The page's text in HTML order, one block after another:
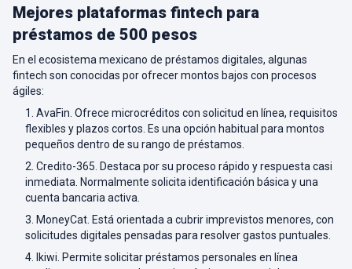
Mejores plataformas fintech para
préstamos de 500 pesos
En el ecosistema mexicano de préstamos digitales, algunas
fintech son conocidas por ofrecer montos bajos con procesos
ágiles:
AvaFin. Ofrece microcréditos con solicitud en línea, requisitos
flexibles y plazos cortos. Es una opción habitual para montos
pequeños dentro de su rango de préstamos.
Credito-365. Destaca por su proceso rápido y respuesta casi
inmediata. Normalmente solicita identificación básica y una
cuenta bancaria activa.
MoneyCat. Está orientada a cubrir imprevistos menores, con
solicitudes digitales pensadas para resolver gastos puntuales.
Ikiwi. Permite solicitar préstamos personales en línea